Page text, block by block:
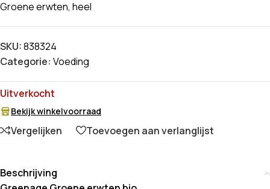
Groene erwten, heel
SKU:838324
Categorie: Voeding
Uitverkocht
Bekijk winkelvoorraad
Vergelijken Toevoegen aan verlanglijst
Beschrijving